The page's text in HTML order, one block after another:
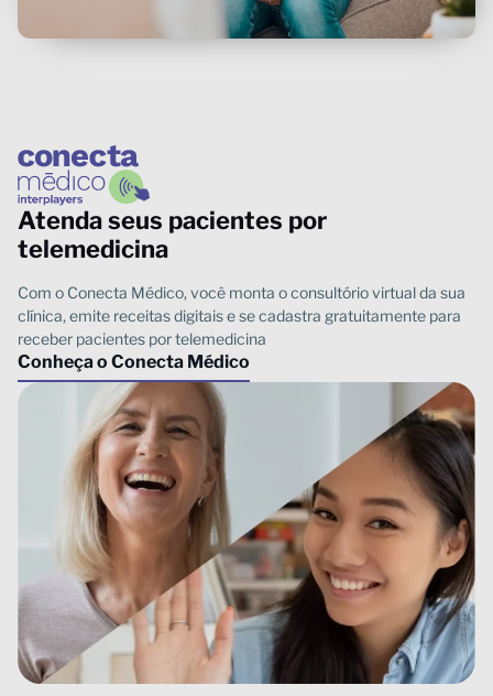
Atenda seus pacientes por
telemedicina
Conheça o Conecta Médico